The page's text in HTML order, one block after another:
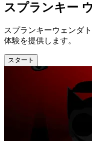
スプランキー
スプランキーウェンダ
体験を提供します。
スタート